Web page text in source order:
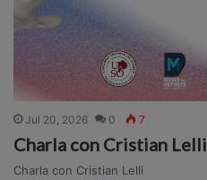
Jul 20, 2026 0 7
Charla con Cristian Lelli
Charla con Cristian Lelli